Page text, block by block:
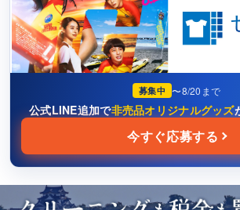
2 衣類はだいたい何着くらいあります
5着くらい
募集中 〜8/20まで
公式LINE追加で非売品オリジナルグッズ
今すぐ応募する